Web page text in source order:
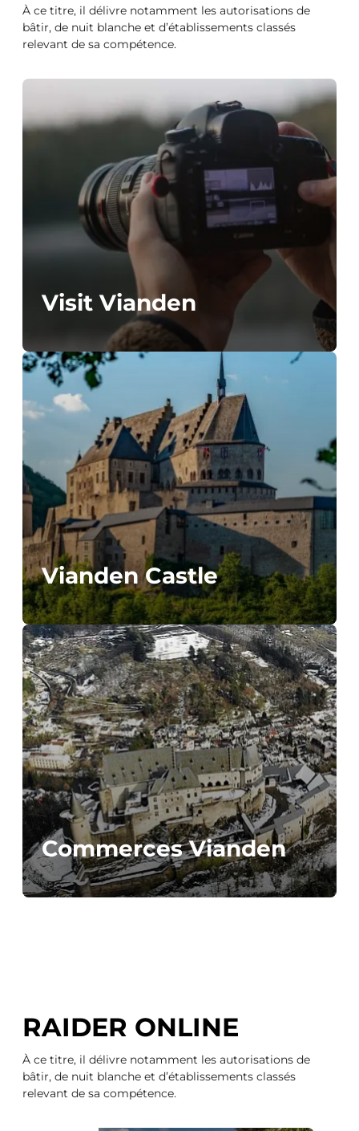
À ce titre, il délivre notamment les autorisations de
bâtir, de nuit blanche et d’établissements classés
relevant de sa compétence.
Visit Vianden
Vianden Castle
Commerces Vianden
RAIDER ONLINE
À ce titre, il délivre notamment les autorisations de
bâtir, de nuit blanche et d’établissements classés
relevant de sa compétence.